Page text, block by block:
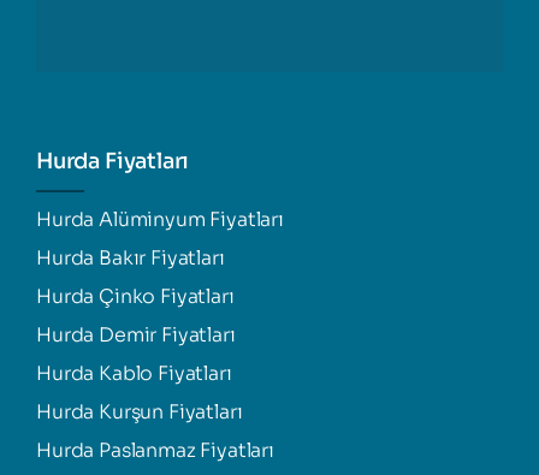
Hurda Fiyatları
Hurda Alüminyum Fiyatları
Hurda Bakır Fiyatları
Hurda Çinko Fiyatları
Hurda Demir Fiyatları
Hurda Kablo Fiyatları
Hurda Kurşun Fiyatları
Hurda Paslanmaz Fiyatları